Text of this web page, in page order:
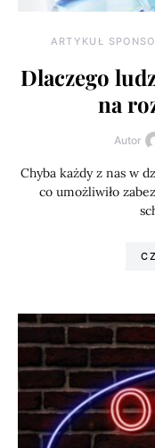
ARTYKUŁ
Dlaczego
na
Autor
Chyba każdy z nas w
co umożliwiło